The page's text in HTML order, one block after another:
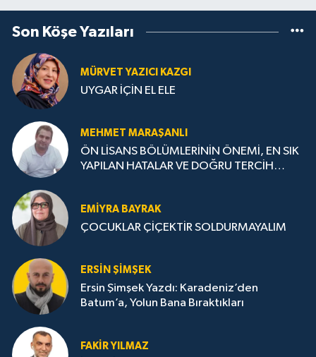
Son Köşe Yazıları
MÜRVET YAZICI KAZGI
UYGAR İÇİN EL ELE
MEHMET MARAŞANLI
ÖN LİSANS BÖLÜMLERİNİN ÖNEMİ, EN SIK
YAPILAN HATALAR VE DOĞRU TERCİH
EMIYRA BAYRAK
ÇOCUKLAR ÇİÇEKTİR SOLDURMAYALIM
ERSIN ŞIMŞEK
Ersin Şimşek Yazdı: Karadeniz’den
Batum’a, Yolun Bana Bıraktıkları
FAKIR YILMAZ